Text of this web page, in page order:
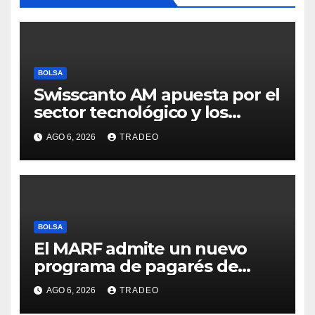
BOLSA
Swisscanto AM apuesta por el
sector tecnológico y los
valores cíclicos para ganar en
bolsa
AGO 6, 2026 TRADEO
BOLSA
El MARF admite un nuevo
programa de pagarés de
Seresco por 20 millones de
euros
AGO 6, 2026 TRADEO